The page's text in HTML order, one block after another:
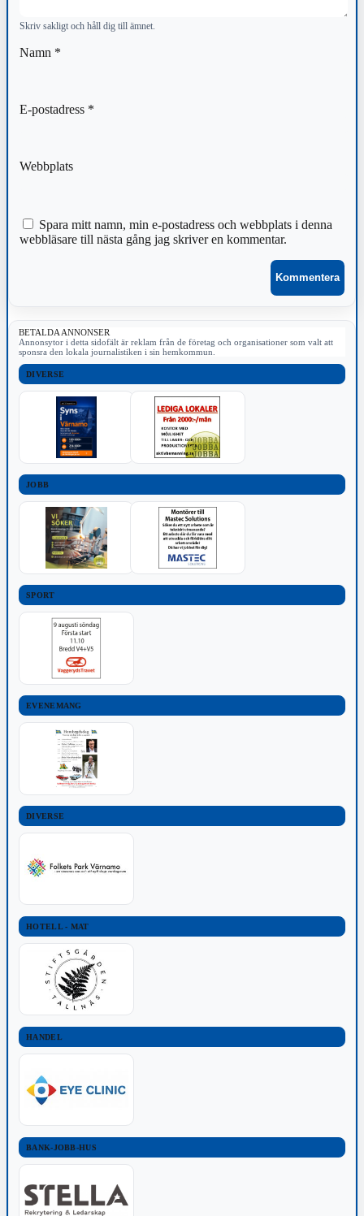
Skriv sakligt och håll dig till ämnet.
Namn *
E-postadress *
Webbplats
Spara mitt namn, min e-postadress och webbplats i denna
webbläsare till nästa gång jag skriver en kommentar.
BETALDA ANNONSER
Annonsytor i detta sidofält är reklam från de företag och organisationer som valt att
sponsra den lokala journalistiken i sin hemkommun.
DIVERSE
JOBB
SPORT
EVENEMANG
DIVERSE
HOTELL - MAT
HANDEL
BANK-JOBB-HUS